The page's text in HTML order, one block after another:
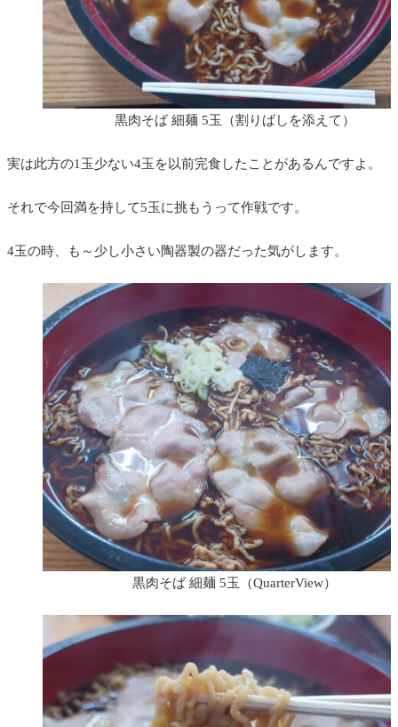
黒肉そば 細麺 5玉（割りばしを添えて）
実は此方の1玉少ない4玉を以前完食したことがあるんですよ。
それで今回満を持して5玉に挑もうって作戦です。
4玉の時、も～少し小さい陶器製の器だった気がします。
黒肉そば 細麺 5玉（QuarterView）